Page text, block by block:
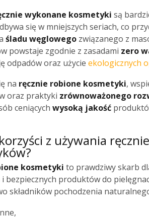
wykonane kosmetyki są
się w mniejszych seriach, co
śladu węglowego związanego z
powstaje zgodnie z zasadami zero
odpadów oraz użycie ekologicznych
na ręcznie robione kosmetyki,
oraz praktyki zrównoważonego
ceniących wysoką jakość
z używania
kosmetyki to prawdziwy skarb
bezpiecznych produktów do
składników pochodzenia